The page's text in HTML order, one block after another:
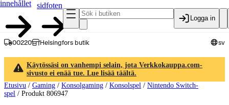
innehållet
sidfoten
Logga in
00220 Helsingfors butik sv
Käytössäsi on vanhempi selain, jota Verkkokauppa.com-
sivusto ei enää tue. Lue lisää täältä.
Etusivu / Gaming / Konsolgaming / Konsolspel / Nintendo Switch-
spel / Produkt 806947